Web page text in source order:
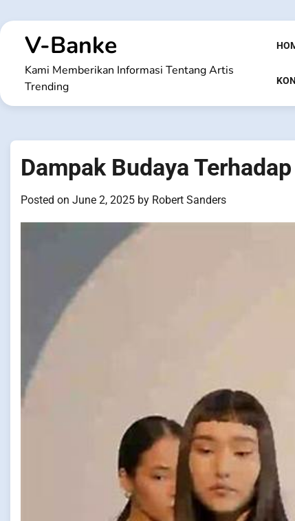
to
contentV-Banke
Kami Memberikan Informasi Tentang Artis
Trending
Dampak Budaya
Posted on June 2, 2025 by Robert Sanders